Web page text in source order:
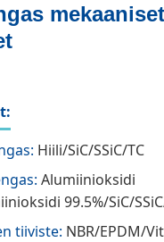
mekaaniset
Hiili/SiC/SSiC/TC
Alumiinioksidi
99.5%/SiC/
tiiviste: NBR/EPDM/